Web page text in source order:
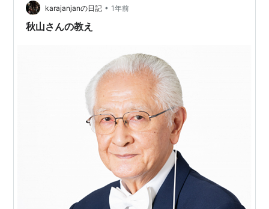
団の活動は続いてまいります。しかしその音楽活動の道
は、先生が愛してやまなかった音楽の道に…
karajanjanの日記 • 1年前
秋山さんの教え